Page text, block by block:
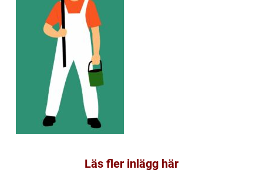
Läs fler inlägg här